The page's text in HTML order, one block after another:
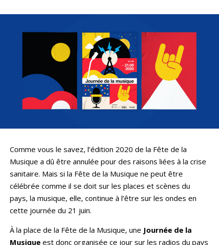
Comme vous le savez, l’édition 2020 de la Fête de la
Musique a dû être annulée pour des raisons liées à la crise
sanitaire. Mais si la Fête de la Musique ne peut être
célébrée comme il se doit sur les places et scènes du
pays, la musique, elle, continue à l’être sur les ondes en
cette journée du 21 juin.
À la place de la Fête de la Musique, une Journée de la
Musique est donc organisée ce jour sur les radios du pays